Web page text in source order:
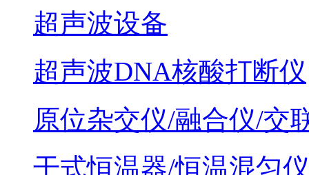
超声波设备
超声波DNA核酸打断仪
原位杂交仪/融合仪/交
干式恒温器/恒温混匀仪